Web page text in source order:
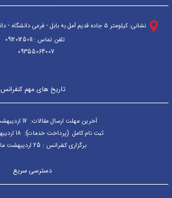
نشانی: کیلومتر ۵ جاده قدیم آمل به بابل - فرعی دانشگاه - دانشگاه آزاد اسلامی واحد آیت ا... آملی
تلفن تماس : 09120125011
09355064007
تاریخ های مهم کنفرانس
آخرین مهلت ارسال مقالات: 17 اردیبهشت ماه 1404
ثبت نام کامل (پرداخت خدمات): 18 اردیبهشت ماه 1404
برگزاری کنفرانس : 25 اردیبهشت ماه 1404
دسترسی سریع